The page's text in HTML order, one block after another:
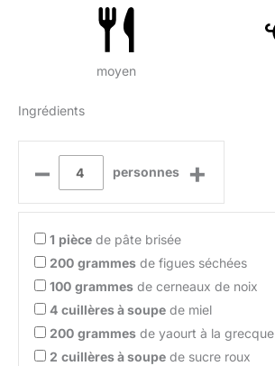
moyen
Ingrédients
– personnes +
1 pièce de pâte brisée
200 grammes de figues séchées
100 grammes de cerneaux de noix
4 cuillères à soupe de miel
200 grammes de yaourt à la grecque
2 cuillères à soupe de sucre roux